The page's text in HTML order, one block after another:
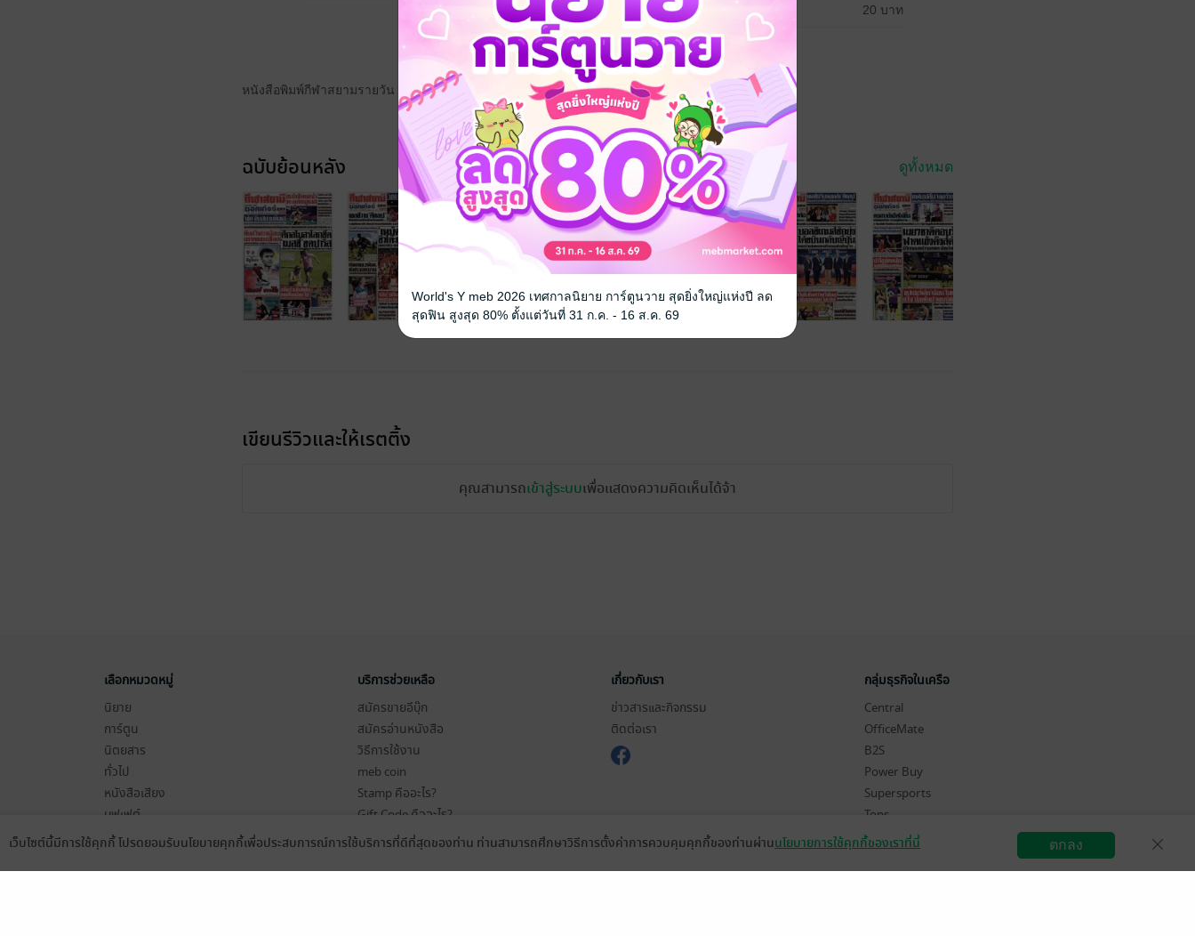
ราคาปก 20 บาท
หนังสือพิมพ์กีฬาสยามรายวัน วันจันทร์ที่ 30 ธันวาคม พ.ศ.2567
ฉบับย้อนหลัง ดูทั้งหมด
เขียนรีวิวและให้เรตติ้ง
คุณสามารถเข้าสู่ระบบเพื่อแสดงความคิดเห็นได้จ้า
เลือกหมวดหมู่
นิยาย
การ์ตูน
นิตยสาร
ทั่วไป
หนังสือเสียง
บุฟเฟต์
บริการช่วยเหลือ
สมัครขายอีบุ๊ก
สมัครอ่านหนังสือ
วิธีการใช้งาน
meb coin
Stamp คืออะไร?
Gift Code คืออะไร?
เงื่อนไขในการใช้บริการ
เกี่ยวกับเรา
ข่าวสารและกิจกรรม
ติดต่อเรา
กลุ่มธุรกิจในเครือ
Central
OfficeMate
B2S
Power Buy
Supersports
Tops
Hytexts
สมัครขายอีบุ๊ก วิธีการใช้งาน
เว็บไซต์นี้มีการใช้คุกกี้ โปรดยอมรับนโยบายคุกกี้เพื่อประสบการณ์การใช้บริการที่ดีที่สุดของท่าน ท่านสามารถศึกษาวิธีการตั้งค่าการควบคุมคุกกี้ของท่านผ่านนโยบายการใช้คุกกี้ของเราที่นี่ ตกลง
World's Y meb 2026 เทศกาลนิยาย การ์ตูนวาย สุดยิ่งใหญ่แห่งปี ลด
สุดฟิน สูงสุด 80% ตั้งแต่วันที่ 31 ก.ค. - 16 ส.ค. 69